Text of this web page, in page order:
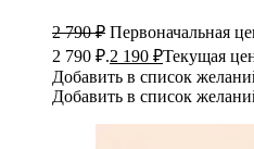
2 790₽ Первоначальная
2 790 ₽.2 190 ₽Текущая
Добавить в список
Добавить в список